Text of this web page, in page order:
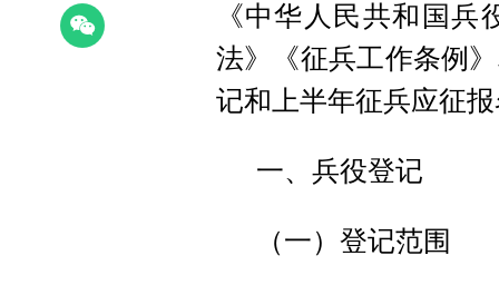
《中华人民共和国
法》《征兵工作条例
记和上半年征兵应征
一、兵役登记
（一）登记范围